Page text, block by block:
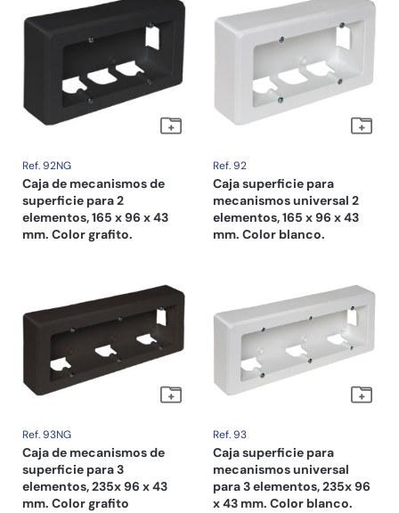
Ref. 92NG
Caja de mecanismos de
superficie para 2
elementos, 165 x 96 x 43
mm. Color grafito.
Ref. 92
Caja superficie para
mecanismos universal 2
elementos, 165 x 96 x 43
mm. Color blanco.
Ref. 93NG
Caja de mecanismos de
superficie para 3
elementos, 235x 96 x 43
mm. Color grafito
Ref. 93
Caja superficie para
mecanismos universal
para 3 elementos, 235x 96
x 43 mm. Color blanco.